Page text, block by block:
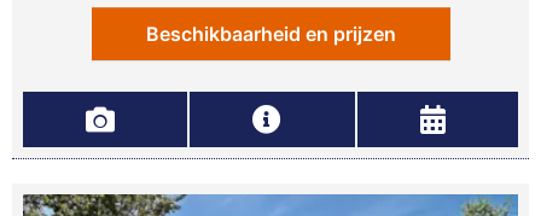
Beschikbaarheid en prijzen